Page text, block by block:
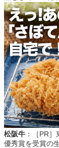
松阪牛 ：［PR
優秀賞を受賞の